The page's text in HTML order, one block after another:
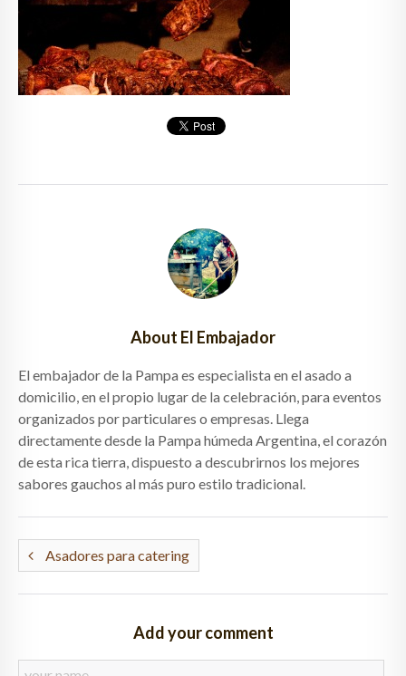
About El Embajador
El embajador de la Pampa es especialista en el asado a
domicilio, en el propio lugar de la celebración, para eventos
organizados por particulares o empresas. Llega
directamente desde la Pampa húmeda Argentina, el corazón
de esta rica tierra, dispuesto a descubrirnos los mejores
sabores gauchos al más puro estilo tradicional.
Asadores para catering
Add your comment